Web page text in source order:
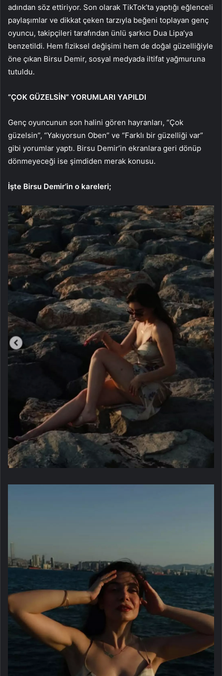
adından söz ettiriyor. Son olarak TikTok’ta yaptığı eğlenceli
paylaşımlar ve dikkat çeken tarzıyla beğeni toplayan genç
oyuncu, takipçileri tarafından ünlü şarkıcı Dua Lipa’ya
benzetildi. Hem fiziksel değişimi hem de doğal güzelliğiyle
öne çıkan Birsu Demir, sosyal medyada iltifat yağmuruna
tutuldu.
“ÇOK GÜZELSİN” YORUMLARI YAPILDI
Genç oyuncunun son halini gören hayranları, “Çok
güzelsin”, “Yakıyorsun Oben” ve “Farklı bir güzelliği var”
gibi yorumlar yaptı. Birsu Demir’in ekranlara geri dönüp
dönmeyeceği ise şimdiden merak konusu.
İşte Birsu Demir’in o kareleri;